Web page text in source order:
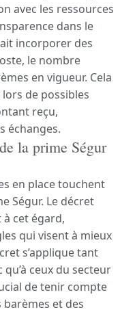
avec les ressources
dans le
incorporer des
le nombre
en vigueur. Cela
de possibles
reçu,
échanges.
la prime Ségur
en place touchent
Ségur. Le décret
à cet égard,
qui visent à mieux
s’applique tant
ceux du secteur
de tenir compte
et des